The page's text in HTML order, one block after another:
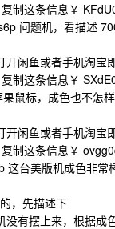
制这条信息￥
问题机，看描述
开闲鱼或者手机淘宝
制这条信息￥
鼠标，成色也不怎
开闲鱼或者手机淘宝
制这条信息￥
这台美版机成色非常
，先描述下
有摆上来，根据成